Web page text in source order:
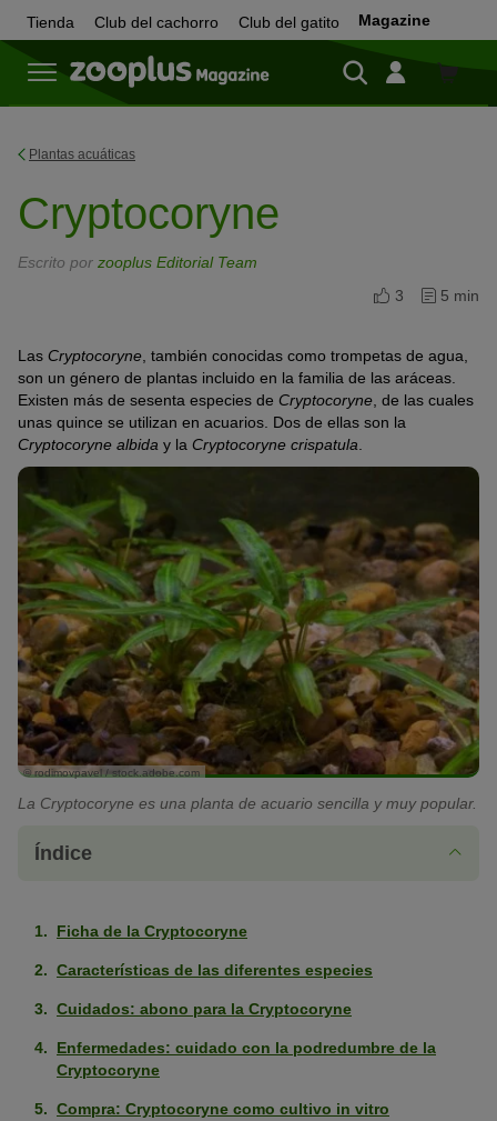
Tienda Club del cachorro Club del gatito Magazine
Tienda
Plantas acuáticas
Cryptocoryne
Escrito por zooplus Editorial Team
3
5 min
Las Cryptocoryne , también conocidas como trompetas de agua,
son un género de plantas incluido en la familia de las aráceas.
Existen más de sesenta especies de Cryptocoryne , de las cuales
unas quince se utilizan en acuarios. Dos de ellas son la
Cryptocoryne albida y la Cryptocoryne crispatula
© rodimovpavel / stock.adobe.com
La Cryptocoryne es una planta de acuario sencilla y muy popular.
Índice
Ficha de la Cryptocoryne
Características de las diferentes especies
Cuidados: abono para la Cryptocoryne
Enfermedades: cuidado con la podredumbre de la
Cryptocoryne
Compra: Cryptocoryne como cultivo in vitro